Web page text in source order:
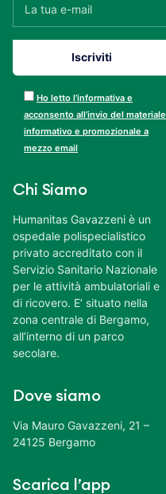
Ho letto l’informativa e
acconsento all’invio del materiale
informativo e promozionale a
mezzo email
Chi Siamo
Humanitas Gavazzeni è un
ospedale polispecialistico
privato accreditato con il
Servizio Sanitario Nazionale
per le attività ambulatoriali e
di ricovero. E’ situato nella
zona centrale di Bergamo,
all’interno di un parco
secolare.
Dove siamo
Via Mauro Gavazzeni, 21 –
24125 Bergamo
Scarica l’app